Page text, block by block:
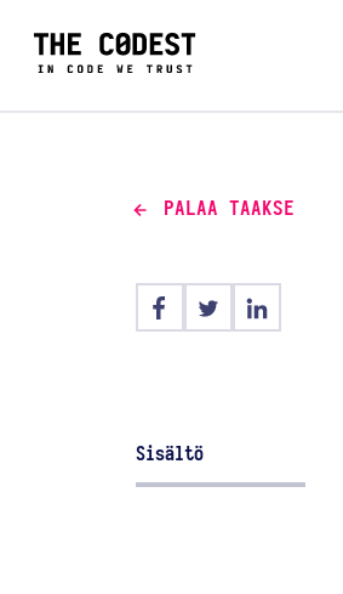
PALAA TAAKSE
Sisältö